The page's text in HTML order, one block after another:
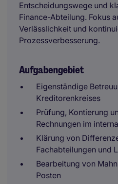
Entscheidungswege und
Finance-Abteilung. Fokus
Verlässlichkeit und
Prozessverbesserung.
Aufgabengebiet
Eigenständige
Kreditorenkreises
Prüfung, Kontierung
Rechnungen im
Klärung von
Fachabteilungen und
Bearbeitung von
Posten